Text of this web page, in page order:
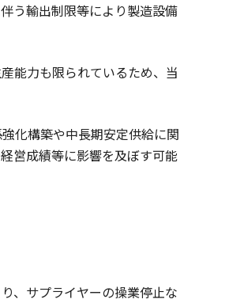
う輸出制限等により製造設備
能力も限られているため、当
化構築や中長期安定供給に関
営成績等に影響を及ぼす可能
、サプライヤーの操業停止な